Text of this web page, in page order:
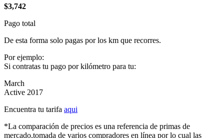
$3,742
Pago total
De esta forma solo pagas por los km que recorres.
Por ejemplo:
Si contratas tu pago por kilómetro para tu:
March
Active 2017
Encuentra tu tarifa aqui
*La comparación de precios es una referencia de primas de
mercado,tomada de varios compradores en línea por lo cual las